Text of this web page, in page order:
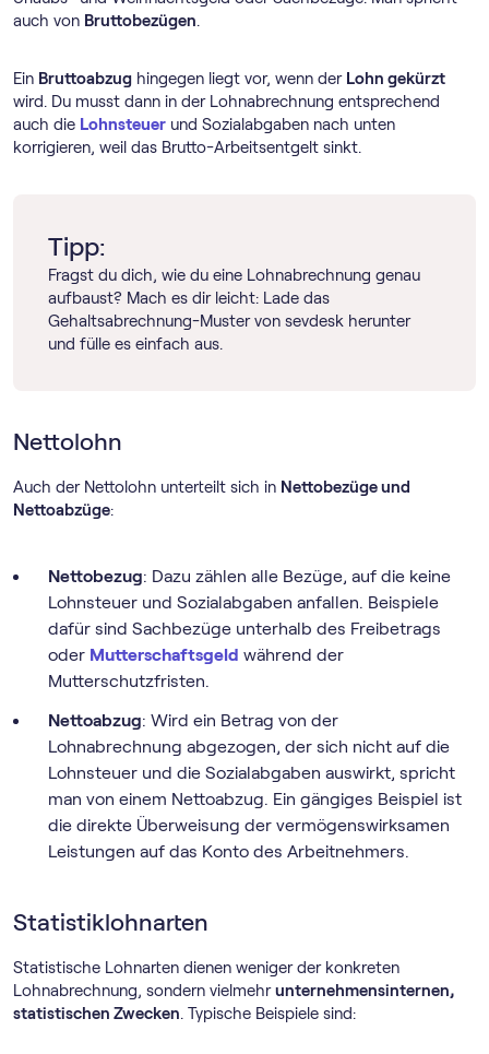
auch von Bruttobezügen.
Ein Bruttoabzug hingegen liegt vor, wenn der Lohn gekürzt
wird. Du musst dann in der Lohnabrechnung entsprechend
auch die Lohnsteuer und Sozialabgaben nach unten
korrigieren, weil das Brutto-Arbeitsentgelt sinkt.
Tipp:
Fragst du dich, wie du eine Lohnabrechnung genau
aufbaust? Mach es dir leicht: Lade das
Gehaltsabrechnung-Muster von sevdesk herunter
und fülle es einfach aus.
Nettolohn
Auch der Nettolohn unterteilt sich in Nettobezüge und
Nettoabzüge:
Nettobezug: Dazu zählen alle Bezüge, auf die keine
Lohnsteuer und Sozialabgaben anfallen. Beispiele
dafür sind Sachbezüge unterhalb des Freibetrags
oder Mutterschaftsgeld während der
Mutterschutzfristen.
Nettoabzug: Wird ein Betrag von der
Lohnabrechnung abgezogen, der sich nicht auf die
Lohnsteuer und die Sozialabgaben auswirkt, spricht
man von einem Nettoabzug. Ein gängiges Beispiel ist
die direkte Überweisung der vermögenswirksamen
Leistungen auf das Konto des Arbeitnehmers.
Statistiklohnarten
Statistische Lohnarten dienen weniger der konkreten
Lohnabrechnung, sondern vielmehrunternehmensinternen,
statistischen Zwecken. Typische Beispiele sind: